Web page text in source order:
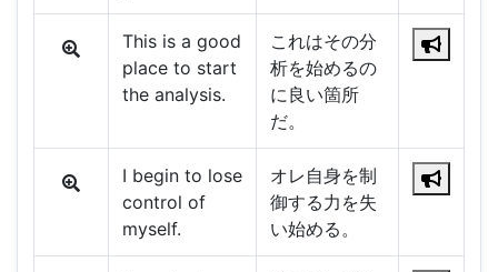
This is a good
place to start
the analysis.
これはその分
析を始めるの
に良い箇所
だ。
I begin to lose
control of
myself.
オレ自身を制
御する力を失
い始める。